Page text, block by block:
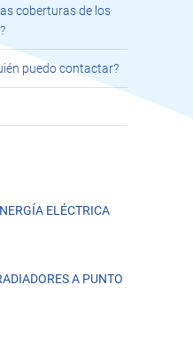
coberturas de los
puedo contactar?
ELÉCTRICA
A PUNTO